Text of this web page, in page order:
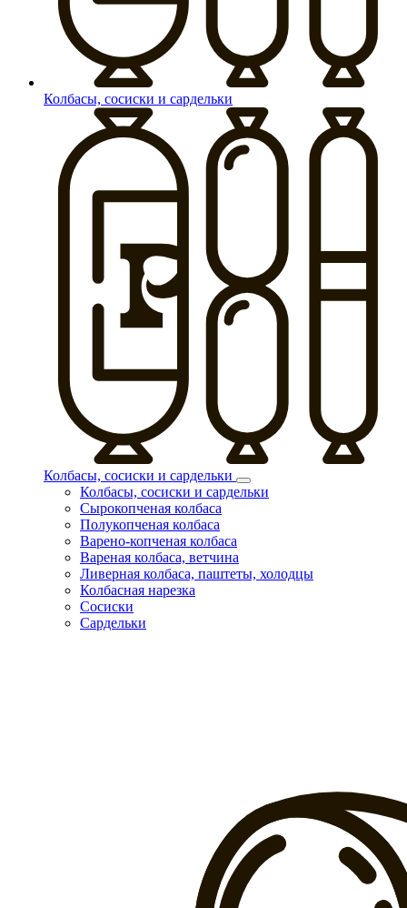
Колбасы, сосиски и сардельки
Колбасы, сосиски и сардельки
Колбасы, сосиски и сардельки
Сырокопченая колбаса
Полукопченая колбаса
Варено-копченая колбаса
Вареная колбаса, ветчина
Ливерная колбаса, паштеты, холодцы
Колбасная нарезка
Сосиски
Сардельки